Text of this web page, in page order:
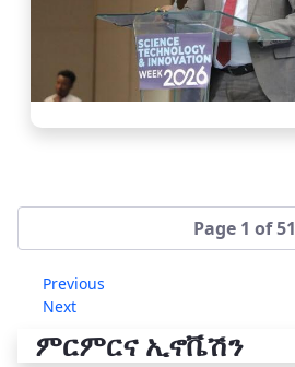
Page 1 of 51
Previous
Next
ምርምርና ኢኖቬሽን